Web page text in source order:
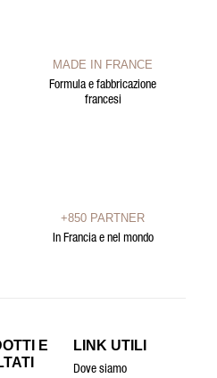
MADE IN FRANCE
Formula e fabbricazione
francesi
+850 PARTNER
In Francia e nel mondo
E
LINK UTILI
Dove siamo